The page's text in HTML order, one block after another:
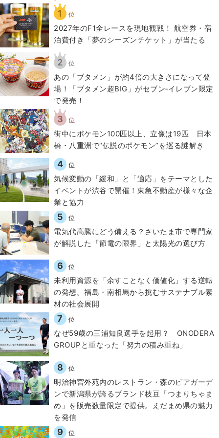
1 位
2027年のF1全レースを現地観戦！ 航空券・宿
泊費付き「夢のシーズンチケット」が当たる
2 位
あの「ブタメン」が約4倍の大きさになって登
場！「ブタメン超BIG」がセブン‐イレブン限定
で発売！
3 位
街中にポケモン100匹以上、立像は19匹 日本
橋・八重洲で“伝説のポケモン”を巡る謎解き
4 位
気候変動の「緩和」と「適応」をテーマとした
イベントが渋谷で開催！東急不動産が様々な企
業と協力
5 位
電気代高騰にどう備える？さいたま市で専門家
が解説した「節電の限界」と太陽光の選び方
6 位
​​未利用資源を「余すことなく価値化」する逆転
の発想。福島・南相馬から挑むサステナブル素
材の社会展開​
7 位
なぜ59歳の三浦知良選手を起用？ ONODERA
GROUPと重なった「努力の積み重ね」
8 位
明治神宮外苑内のレストラン・森のビアガーデ
ンで新潟県が誇るブランド枝豆「つまりちゃま
め」を販売数量限定で提供。えだまめ県の魅力
を発信
9 位